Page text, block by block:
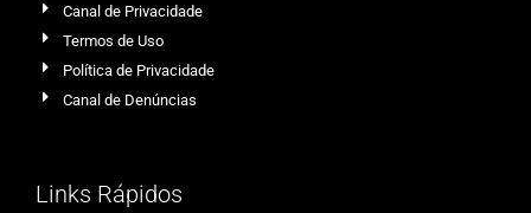
Canal de Privacidade
Termos de Uso
Política de Privacidade
Canal de Denúncias
Links Rápidos